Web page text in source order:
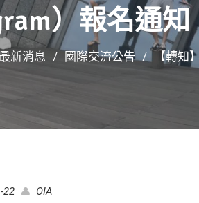
）報名通知
最新消息 國際交流公告 【轉知
22 OIA